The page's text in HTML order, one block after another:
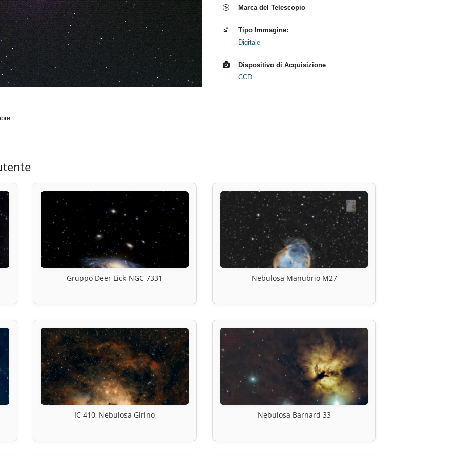
Marca del Telescopio
Tipo Immagine:
Digitale
Dispositivo di Acquisizione
CCD
Gruppo Deer Lick-NGC 7331 Nebulosa Manubrio M27
IC 410, Nebulosa Girino Nebulosa Barnard 33